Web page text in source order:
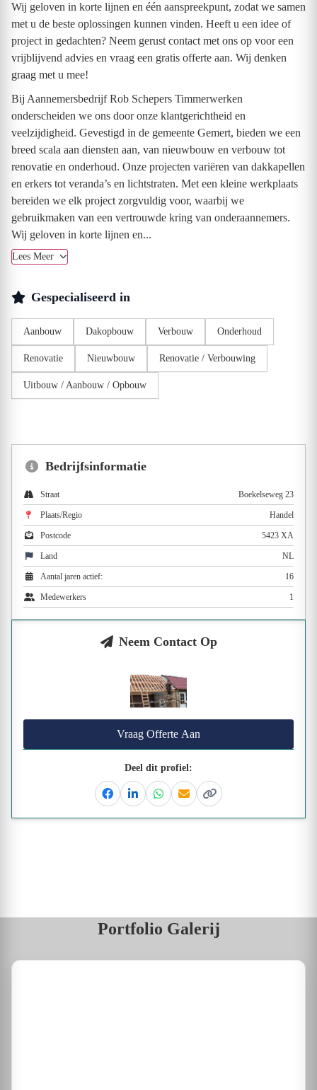
Wij geloven in korte lijnen en één aanspreekpunt, zodat we samen
met u de beste oplossingen kunnen vinden. Heeft u een idee of
project in gedachten? Neem gerust contact met ons op voor een
vrijblijvend advies en vraag een gratis offerte aan. Wij denken
graag met u mee!
Bij Aannemersbedrijf Rob Schepers Timmerwerken
onderscheiden we ons door onze klantgerichtheid en
veelzijdigheid. Gevestigd in de gemeente Gemert, bieden we een
breed scala aan diensten aan, van nieuwbouw en verbouw tot
renovatie en onderhoud. Onze projecten variëren van dakkapellen
en erkers tot veranda’s en lichtstraten. Met een kleine werkplaats
bereiden we elk project zorgvuldig voor, waarbij we
gebruikmaken van een vertrouwde kring van onderaannemers.
Wij geloven in korte lijnen en...
Lees Meer
Gespecialiseerd in
Aanbouw Dakopbouw Verbouw Onderhoud
Renovatie Nieuwbouw Renovatie / Verbouwing
Uitbouw / Aanbouw / Opbouw
Bedrijfsinformatie
Straat Boekelseweg 23
Plaats/Regio Handel
Postcode 5423 XA
Land NL
Aantal jaren actief: 16
Medewerkers 1
Neem Contact Op
Vraag Offerte Aan
Deel dit profiel:
FacebookLinkedinWhatsapp
EmailKopieer link
Portfolio Galerij